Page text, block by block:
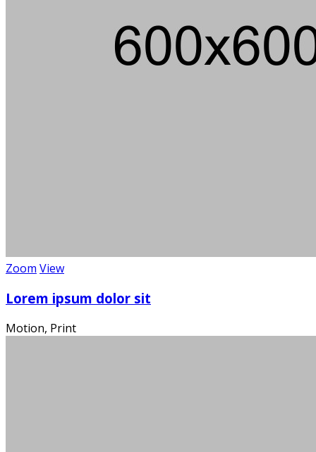
Zoom View
Lorem ipsum dolor sit
Motion, Print